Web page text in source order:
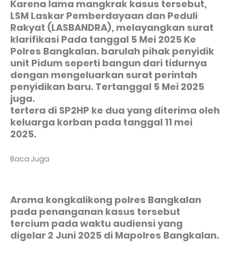
Karena lama mangkrak kasus tersebut,
LSM Laskar Pemberdayaan dan Peduli
Rakyat (LASBANDRA), melayangkan surat
klarifikasi Pada tanggal 5 Mei 2025 Ke
Polres Bangkalan. barulah pihak penyidik
unit Pidum seperti bangun dari tidurnya
dengan mengeluarkan surat perintah
penyidikan baru. Tertanggal 5 Mei 2025
juga.
tertera di SP2HP ke dua yang diterima oleh
keluarga korban pada tanggal 11 mei
2025.
Baca Juga
Aroma kongkalikong polres Bangkalan
pada penanganan kasus tersebut
tercium pada waktu audiensi yang
digelar 2 Juni 2025 di Mapolres Bangkalan.